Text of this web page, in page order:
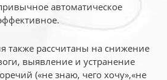
автоматическое
также рассчитаны на снижение
выявление и устранение
(«не знаю, чего хочу»,«не